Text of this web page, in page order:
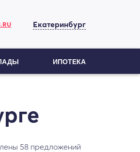
Екатеринбург
ИПОТЕКА
58 предложений